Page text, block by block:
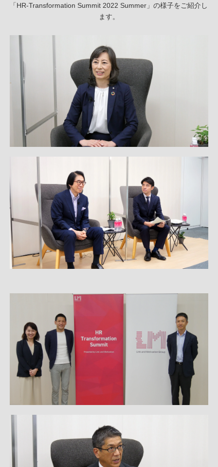
「HR-Transformation Summit 2022 Summer」の様子をご紹介し
ます。